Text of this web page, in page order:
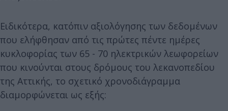
Ειδικότερα, κατόπιν αξιολόγησης των δεδομένων
που ελήφθησαν από τις πρώτες πέντε ημέρες
κυκλοφορίας των 65 - 70 ηλεκτρικών λεωφορείων
που κινούνται στους δρόμους του λεκανοπεδίου
της Αττικής, το σχετικό χρονοδιάγραμμα
διαμορφώνεται ως εξής: